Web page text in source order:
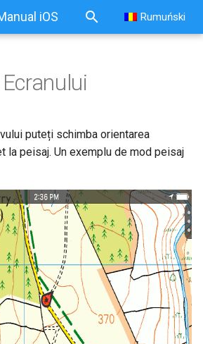
iOS Rumuński
puteți schimba orientarea
la peisaj. Un exemplu de mod peisaj